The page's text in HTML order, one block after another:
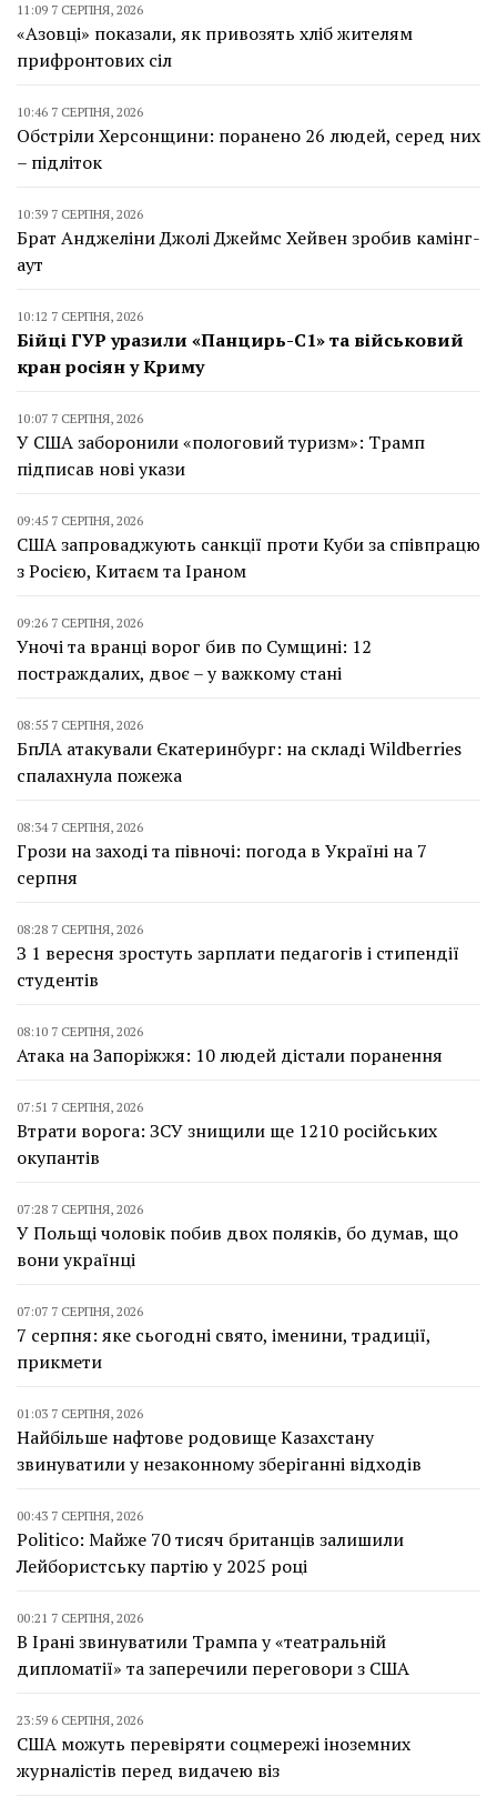
11:09 7 СЕРПНЯ, 2026
«Азовці» показали, як привозять хліб жителям
прифронтових сіл
10:46 7 СЕРПНЯ, 2026
Обстріли Херсонщини: поранено 26 людей, серед них
– підліток
10:39 7 СЕРПНЯ, 2026
Брат Анджеліни Джолі Джеймс Хейвен зробив камінг-
аут
10:12 7 СЕРПНЯ, 2026
Бійці ГУР уразили «Панцирь-С1» та військовий
кран росіян у Криму
10:07 7 СЕРПНЯ, 2026
У США заборонили «пологовий туризм»: Трамп
підписав нові укази
09:45 7 СЕРПНЯ, 2026
США запроваджують санкції проти Куби за співпрацю
з Росією, Китаєм та Іраном
09:26 7 СЕРПНЯ, 2026
Уночі та вранці ворог бив по Сумщині: 12
постраждалих, двоє – у важкому стані
08:55 7 СЕРПНЯ, 2026
БпЛА атакували Єкатеринбург: на складі Wildberries
спалахнула пожежа
08:34 7 СЕРПНЯ, 2026
Грози на заході та півночі: погода в Україні на 7
серпня
08:28 7 СЕРПНЯ, 2026
З 1 вересня зростуть зарплати педагогів і стипендії
студентів
08:10 7 СЕРПНЯ, 2026
Атака на Запоріжжя: 10 людей дістали поранення
07:51 7 СЕРПНЯ, 2026
Втрати ворога: ЗСУ знищили ще 1210 російських
окупантів
07:28 7 СЕРПНЯ, 2026
У Польщі чоловік побив двох поляків, бо думав, що
вони українці
07:07 7 СЕРПНЯ, 2026
7 серпня: яке сьогодні свято, іменини, традиції,
прикмети
01:03 7 СЕРПНЯ, 2026
Найбільше нафтове родовище Казахстану
звинуватили у незаконному зберіганні відходів
00:43 7 СЕРПНЯ, 2026
Politico: Майже 70 тисяч британців залишили
Лейбористську партію у 2025 році
00:21 7 СЕРПНЯ, 2026
В Ірані звинуватили Трампа у «театральній
дипломатії» та заперечили переговори з США
23:59 6 СЕРПНЯ, 2026
США можуть перевіряти соцмережі іноземних
журналістів перед видачею віз